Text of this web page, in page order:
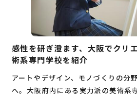
感性を研ぎ澄ます、大阪でクリ
術系専門学校を紹介
アートやデザイン、モノづくりの分
へ。大阪府内にある実力派の美術系